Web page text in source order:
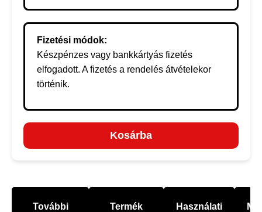
Fizetési módok:
Készpénzes vagy bankkártyás fizetés
elfogadott. A fizetés a rendelés átvételekor
történik.
Kosárba
További
Termék
Használati